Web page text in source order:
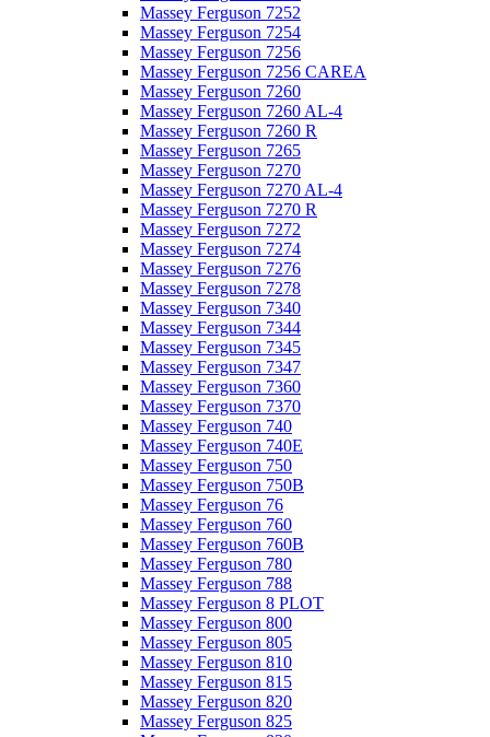
Massey Ferguson 7252
Massey Ferguson 7254
Massey Ferguson 7256
Massey Ferguson 7256 CAREA
Massey Ferguson 7260
Massey Ferguson 7260 AL-4
Massey Ferguson 7260 R
Massey Ferguson 7265
Massey Ferguson 7270
Massey Ferguson 7270 AL-4
Massey Ferguson 7270 R
Massey Ferguson 7272
Massey Ferguson 7274
Massey Ferguson 7276
Massey Ferguson 7278
Massey Ferguson 7340
Massey Ferguson 7344
Massey Ferguson 7345
Massey Ferguson 7347
Massey Ferguson 7360
Massey Ferguson 7370
Massey Ferguson 740
Massey Ferguson 740E
Massey Ferguson 750
Massey Ferguson 750B
Massey Ferguson 76
Massey Ferguson 760
Massey Ferguson 760B
Massey Ferguson 780
Massey Ferguson 788
Massey Ferguson 8 PLOT
Massey Ferguson 800
Massey Ferguson 805
Massey Ferguson 810
Massey Ferguson 815
Massey Ferguson 820
Massey Ferguson 825